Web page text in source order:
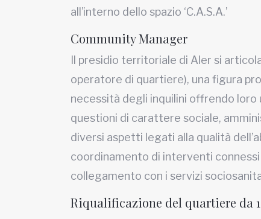
all’interno dello spazio ‘C.A.S.A.’
Community Manager
Il presidio territoriale di Aler si
operatore di quartiere), una figura
necessità degli inquilini offrendo
questioni di carattere sociale,
diversi aspetti legati alla qualità
coordinamento di interventi
collegamento con i servizi
Riqualificazione del quartiere da